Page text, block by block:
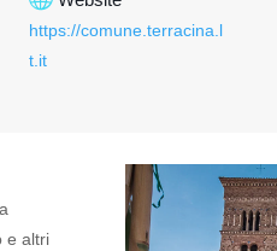
https://comune.terracina.l
t.it
e altri